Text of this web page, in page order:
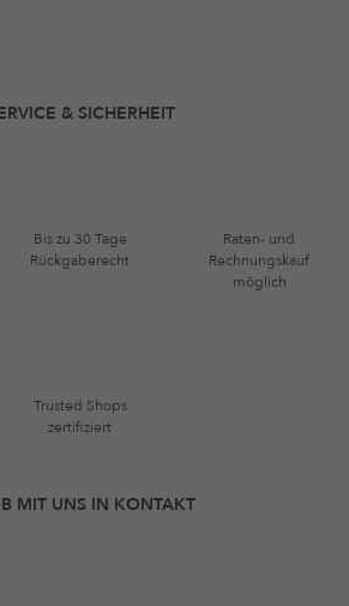
& SICHERHEIT
Bis zu 30 Tage
Rückgaberecht
Raten- und
Rechnungskauf
möglich
Trusted Shops
zertifiziert
MIT UNS IN KONTAKT